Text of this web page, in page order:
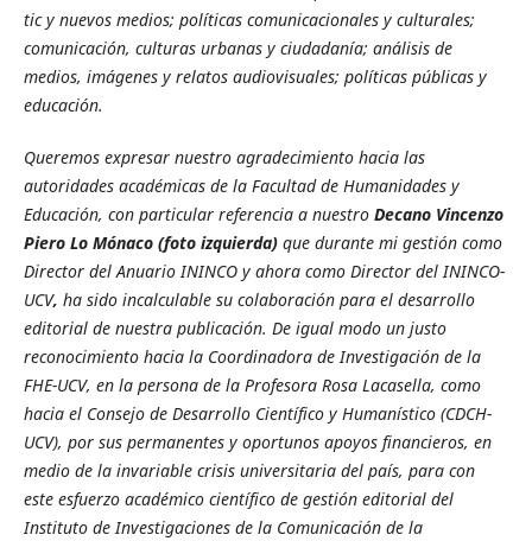
tic y nuevos medios; políticas comunicacionales y culturales;
comunicación, culturas urbanas y ciudadanía; análisis de
medios, imágenes y relatos audiovisuales; políticas públicas y
educación.
Queremos expresar nuestro agradecimiento hacia las
autoridades académicas de la Facultad de Humanidades y
Educación, con particular referencia a nuestroDecano Vincenzo
Piero Lo Mónaco (foto izquierda) que durante mi gestión como
Director del Anuario ININCO y ahora como Director del ININCO-
UCV, ha sido incalculable su colaboración para el desarrollo
editorial de nuestra publicación. De igual modo un justo
reconocimiento hacia la Coordinadora de Investigación de la
FHE-UCV, en la persona de la Profesora Rosa Lacasella, como
hacia el Consejo de Desarrollo Científico y Humanístico (CDCH-
UCV), por sus permanentes y oportunos apoyos financieros, en
medio de la invariable crisis universitaria del país, para con
este esfuerzo académico científico de gestión editorial del
Instituto de Investigaciones de la Comunicación de la